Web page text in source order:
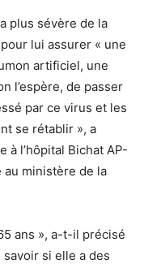
plus sévère de la
lui assurer « une
artificiel, une
l’espère, de passer
par ce virus et les
se rétablir », a
à l’hôpital Bichat AP-
au ministère de la
ans », a-t-il précisé
si elle a des